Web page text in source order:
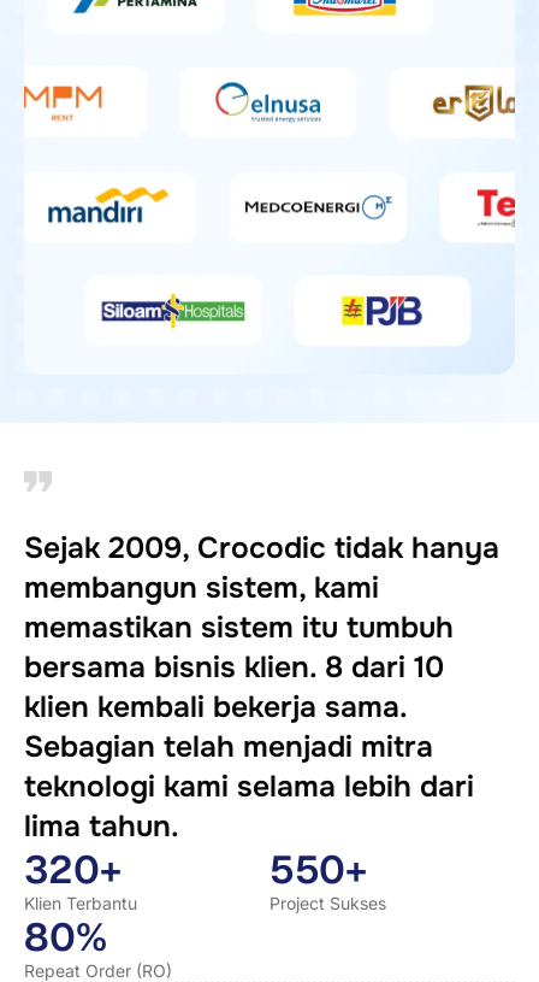
Sejak 2009, Crocodic tidak hanya
membangun sistem, kami
memastikan sistem itu tumbuh
bersama bisnis klien. 8 dari 10
klien kembali bekerja sama.
Sebagian telah menjadi mitra
teknologi kami selama lebih dari
lima tahun.
320+
Klien Terbantu
550+
Project Sukses
80%
Repeat Order (RO)